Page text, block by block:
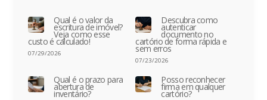
Qual é o valor da
escritura de imóvel?
Veja como esse
custo é calculado!
07/29/2026
Descubra como
autenticar
documento no
cartório de forma rápida e
sem erros
07/23/2026
Qual é o prazo para
abertura de
inventário?
Posso reconhecer
firma em qualquer
cartório?